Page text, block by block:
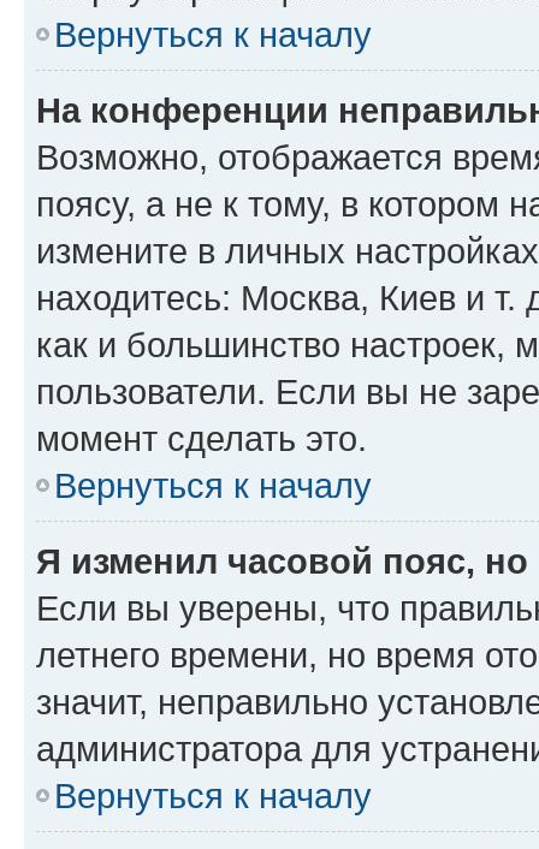
Вернуться к началу
На конференции
Возможно, отображается
поясу, а не к тому, в котором
измените в личных
находитесь: Москва, Киев и т.
как и большинство настроек,
пользователи. Если вы не
момент сделать это.
Вернуться к началу
Я изменил часовой пояс,
Если вы уверены, что
летнего времени, но время
значит, неправильно
администратора для
Вернуться к началу